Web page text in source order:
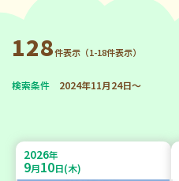
128件表示（1-18件表示）
検索条件 2024年11月24日～
2026年
9月10日(木)